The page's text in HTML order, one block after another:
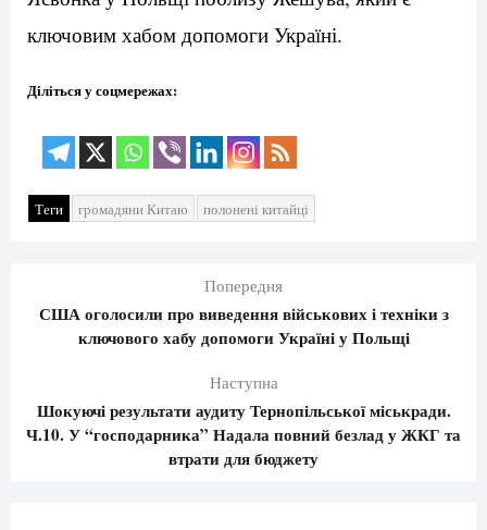
ключовим хабом допомоги Україні.
Діліться у соцмережах:
Теги громадяни Китаю полонені китайці
Попередня
США оголосили про виведення військових і техніки з
ключового хабу допомоги Україні у Польщі
Наступна
Шокуючі результати аудиту Тернопільської міськради.
Ч.10. У “господарника” Надала повний безлад у ЖКГ та
втрати для бюджету